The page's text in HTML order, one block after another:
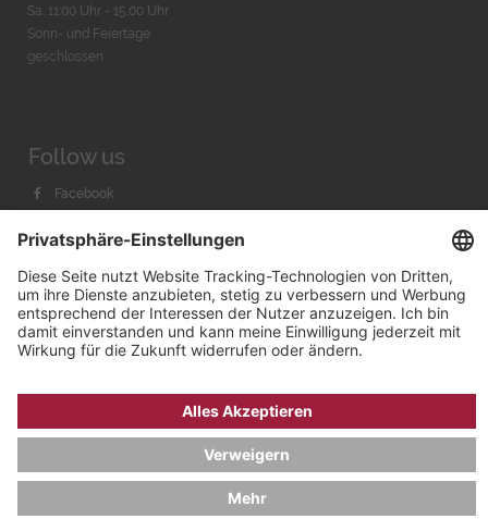
Sa. 11:00 Uhr - 15.00 Uhr
Sonn- und Feiertage
geschlossen
Follow us
Facebook
Youtube
Bachmann & Scher GmbH / Watchandco GmbH
IMPRESSUM
AGB & WIDERRUF
COOKIE-EINSTELLUNGEN